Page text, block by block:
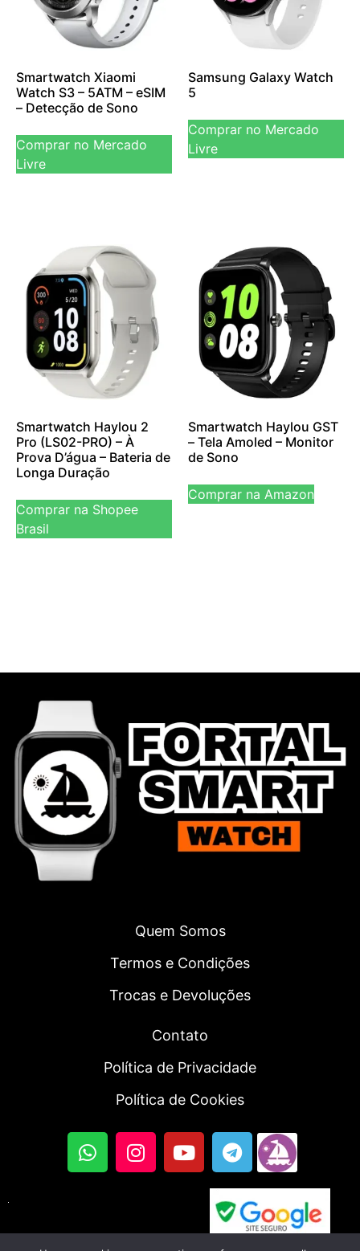
Smartwatch Xiaomi
Watch S3 – 5ATM – eSIM
– Detecção de Sono
Comprar no Mercado
Livre
Samsung Galaxy Watch
5
Comprar no Mercado
Livre
Smartwatch Haylou 2
Pro (LS02-PRO) – À
Prova D’água – Bateria de
Longa Duração
Comprar na Shopee
Brasil
Smartwatch Haylou GST
– Tela Amoled – Monitor
de Sono
Comprar na Amazon
Quem Somos
Termos e Condições
Trocas e Devoluções
Contato
Política de Privacidade
Política de Cookies